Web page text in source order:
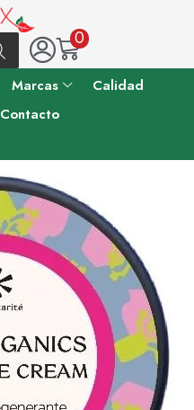
0
Marcas
Calidad
Contacto